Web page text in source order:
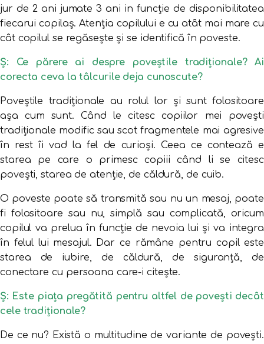
jur de 2 ani jumate 3 ani in funcție de disponibilitatea
fiecarui copilaș. Atenția copilului e cu atât mai mare cu
cât copilul se regăsește și se identifică în poveste.
Ș: Ce părere ai despre poveștile tradiționale? Ai
corecta ceva la tâlcurile deja cunoscute?
Poveștile tradiționale au rolul lor și sunt folositoare
așa cum sunt. Când le citesc copiilor mei povești
tradiționale modific sau scot fragmentele mai agresive
în rest îi vad la fel de curioși. Ceea ce contează e
starea pe care o primesc copiii când li se citesc
povești, starea de atenție, de căldură, de cuib.
O poveste poate să transmită sau nu un mesaj, poate
fi folositoare sau nu, simplă sau complicată, oricum
copilul va prelua în funcție de nevoia lui și va integra
în felul lui mesajul. Dar ce rămâne pentru copil este
starea de iubire, de căldură, de siguranță, de
conectare cu persoana care-i citește.
Ș: Este piața pregătită pentru altfel de povești decât
cele tradiționale?
De ce nu? Există o multitudine de variante de povești.